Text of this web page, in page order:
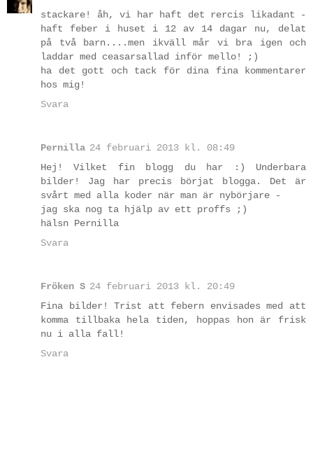
stackare! åh, vi har haft det rercis likadant -
haft feber i huset i 12 av 14 dagar nu, delat
på två barn....men ikväll mår vi bra igen och
laddar med ceasarsallad inför mello! ;)
ha det gott och tack för dina fina kommentarer
hos mig!
Svara
Pernilla 24 februari 2013 kl. 08:49
Hej! Vilket fin blogg du har :) Underbara
bilder! Jag har precis börjat blogga. Det är
svårt med alla koder när man är nybörjare -
jag ska nog ta hjälp av ett proffs ;)
hälsn Pernilla
Svara
Fröken S 24 februari 2013 kl. 20:49
Fina bilder! Trist att febern envisades med att
komma tillbaka hela tiden, hoppas hon är frisk
nu i alla fall!
Svara